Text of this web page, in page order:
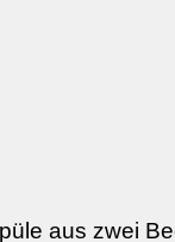
aus zwei